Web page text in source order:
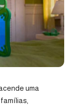
uma